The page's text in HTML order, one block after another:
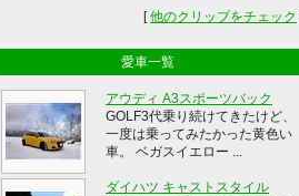
[他のクリップをチェック
愛車一覧
アウディ A3スポーツバック
GOLF3代乗り続けてきたけど、
一度は乗ってみたかった黄色い
車。 ベガスイエロー ...
ダイハツ キャストスタイル